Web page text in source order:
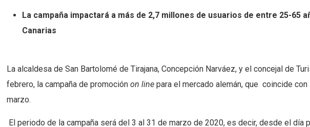
La campaña impactará a más de 2,7 millones de usuarios de entre 25-
Canarias
La alcaldesa de San Bartolomé de Tirajana, Concepción Narváez, y el concejal de
febrero, la campaña de promociónon line para el mercado alemán, que coincide
marzo.
El periodo de la campaña será del 3 al 31 de marzo de 2020, es decir, desde el